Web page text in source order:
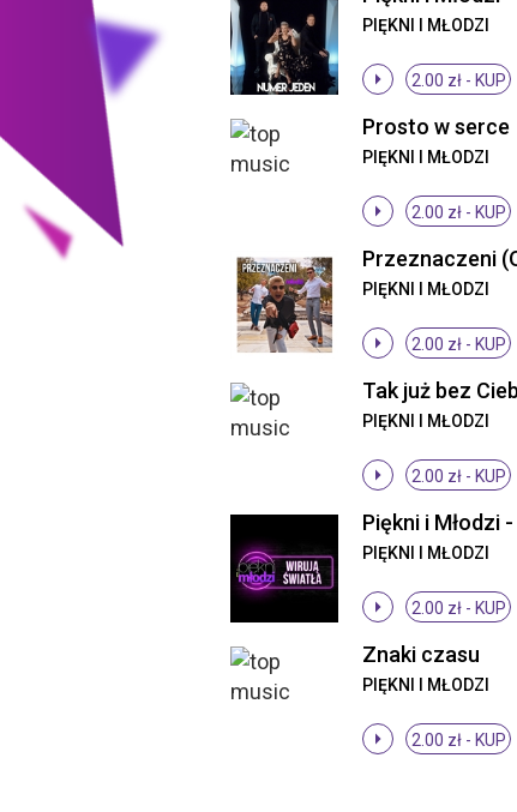
PIĘKNI I MŁODZI
2.00 zł - KUP
Prosto w serce
PIĘKNI I MŁODZI
2.00 zł - KUP
PIĘKNI I MŁODZI
2.00 zł - KUP
PIĘKNI I MŁODZI
2.00 zł - KUP
PIĘKNI I MŁODZI
2.00 zł - KUP
Znaki czasu
PIĘKNI I MŁODZI
2.00 zł - KUP